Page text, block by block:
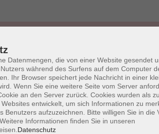
Impressum AGBs Datenschutzerklärung
Datenmengen, die von einer Website gesendet
während des Surfens auf dem Computer
Ihr Browser speichert jede Nachricht in einer
Wenn Sie eine weitere Seite vom Server
an den Server zurück. Cookies wurden als
entwickelt, um sich Informationen zu
Benutzers aufzuzeichnen. Bitte willigen Sie in die
Informationen finden Sie in unseren
Datenschutz